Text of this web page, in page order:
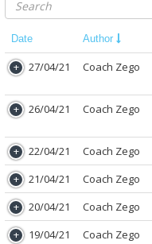
Date Author
27/04/21 Coach Zego
26/04/21 Coach Zego
22/04/21 Coach Zego
21/04/21 Coach Zego
20/04/21 Coach Zego
19/04/21 Coach Zego